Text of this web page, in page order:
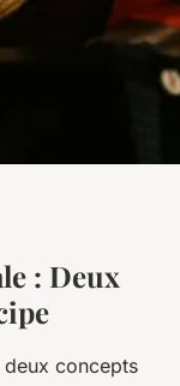
:
: Deux
concepts